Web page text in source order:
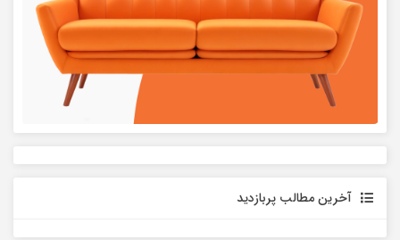
آخرین مطالب پربازدید